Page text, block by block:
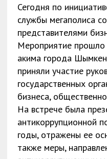
Сегодня по
службы мегаполиса
представителями
Мероприятие
акима города
приняли участие
государственных
бизнеса,
На встрече была
антикоррупционной
годы, отражены ее
также меры,